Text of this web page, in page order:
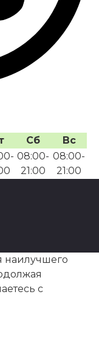
Сб
Вс
08:00-
21:00
08:00-
21:00
наилучшего
с